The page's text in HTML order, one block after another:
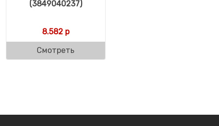
(3849040237)
8.582р
Смотреть